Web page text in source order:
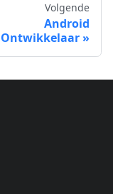
Volgende
Android
Ontwikkelaar